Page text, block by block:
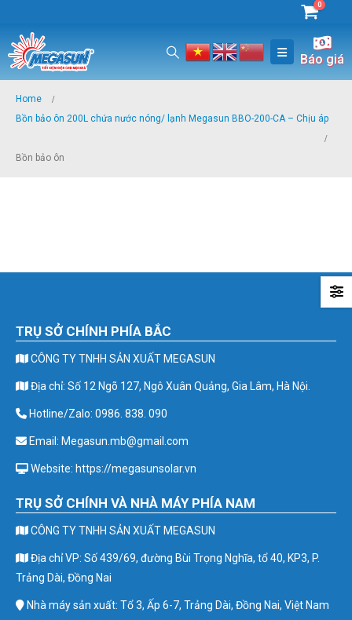
0
Báo giá
Home
Bồn bảo ôn 200L chứa nước nóng/ lạnh Megasun BBO-200-CA – Chịu áp
Bồn bảo ôn
TRỤ SỞ CHÍNH PHÍA BẮC
CÔNG TY TNHH SẢN XUẤT MEGASUN
Địa chỉ: Số 12 Ngõ 127, Ngô Xuân Quảng, Gia Lâm, Hà Nội.
Hotline/Zalo: 0986. 838. 090
Email: Megasun.mb@gmail.com
Website: https://megasunsolar.vn
TRỤ SỞ CHÍNH VÀ NHÀ MÁY PHÍA NAM
CÔNG TY TNHH SẢN XUẤT MEGASUN
Địa chỉ VP: Số 439/69, đường Bùi Trọng Nghĩa, tổ 40, KP3, P.
Trảng Dài, Đồng Nai
Nhà máy sản xuất: Tổ 3, Ấp 6-7, Trảng Dài, Đồng Nai, Việt Nam